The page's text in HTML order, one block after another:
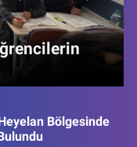
Bölgesinde